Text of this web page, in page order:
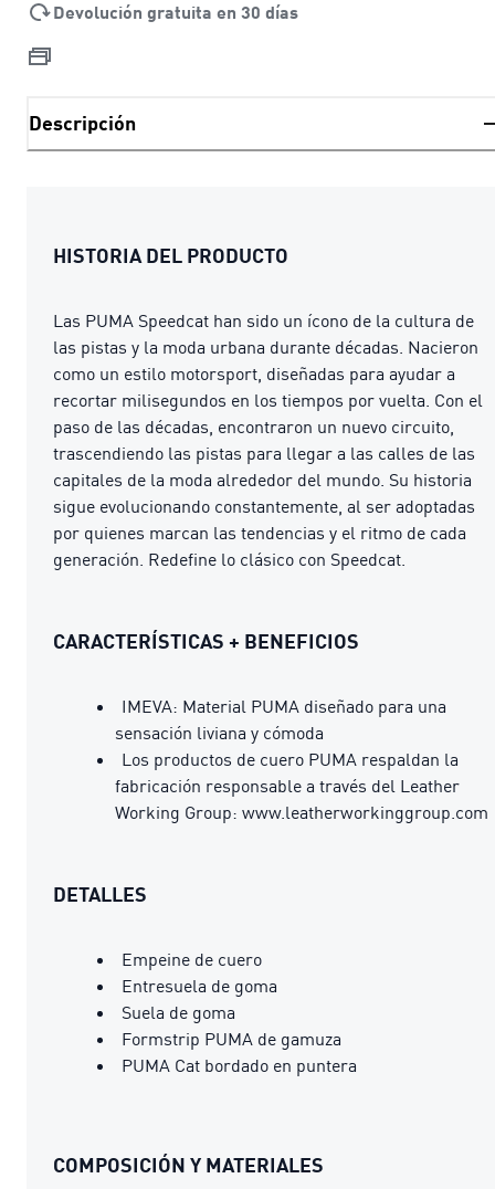
Devolución gratuita en 30 días
Descripción
HISTORIA DEL PRODUCTO
Las PUMA Speedcat han sido un ícono de la cultura de
las pistas y la moda urbana durante décadas. Nacieron
como un estilo motorsport, diseñadas para ayudar a
recortar milisegundos en los tiempos por vuelta. Con el
paso de las décadas, encontraron un nuevo circuito,
trascendiendo las pistas para llegar a las calles de las
capitales de la moda alrededor del mundo. Su historia
sigue evolucionando constantemente, al ser adoptadas
por quienes marcan las tendencias y el ritmo de cada
generación. Redefine lo clásico con Speedcat.
CARACTERÍSTICAS + BENEFICIOS
IMEVA: Material PUMA diseñado para una
sensación liviana y cómoda
Los productos de cuero PUMA respaldan la
fabricación responsable a través del Leather
Working Group: www.leatherworkinggroup.com
DETALLES
Empeine de cuero
Entresuela de goma
Suela de goma
Formstrip PUMA de gamuza
PUMA Cat bordado en puntera
COMPOSICIÓN Y MATERIALES